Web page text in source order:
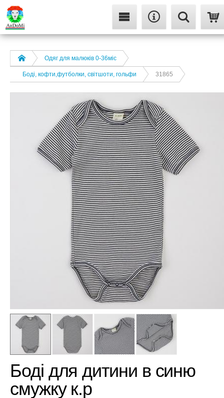
Одяг для малюків 0-36міс
Боді, кофти,футболки, світшоти, гольфи 31865
Боді для дитини в синю
смужку к.р